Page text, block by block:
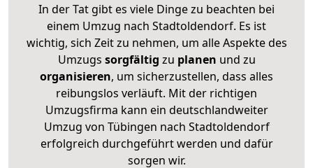
In der Tat gibt es viele Dinge zu beachten bei
einem Umzug nach Stadtoldendorf. Es ist
wichtig, sich Zeit zu nehmen, um alle Aspekte des
Umzugs sorgfältig zu planen und zu
organisieren, um sicherzustellen, dass alles
reibungslos verläuft. Mit der richtigen
Umzugsfirma kann ein deutschlandweiter
Umzug von Tübingen nach Stadtoldendorf
erfolgreich durchgeführt werden und dafür
sorgen wir.